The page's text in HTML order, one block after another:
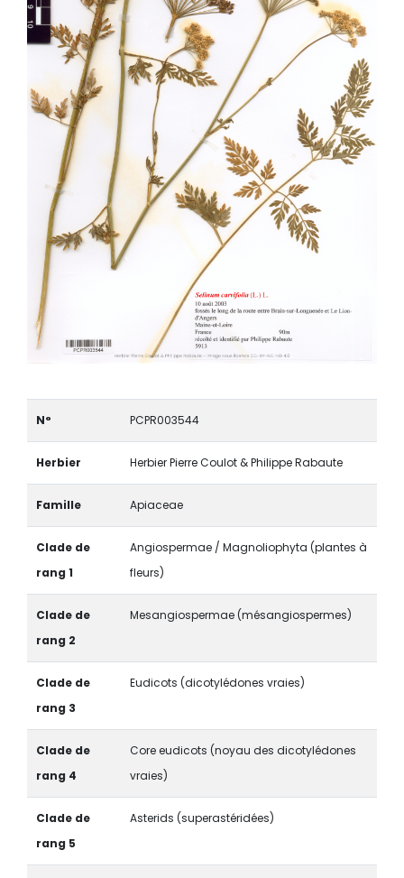
N° PCPR003544
Herbier Herbier Pierre Coulot & Philippe Rabaute
Famille Apiaceae
Clade de
rang 1
Angiospermae / Magnoliophyta (plantes à
fleurs)
Clade de
rang 2
Mesangiospermae (mésangiospermes)
Clade de
rang 3
Eudicots (dicotylédones vraies)
Clade de
rang 4
Core eudicots (noyau des dicotylédones
vraies)
Clade de
rang 5
Asterids (superastéridées)